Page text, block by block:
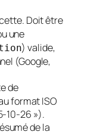
Doit être
une
) valide,
(Google,
de
format ISO
10-26 »).
de la